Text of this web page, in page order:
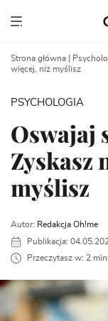
Show menu
Strona główna
więcej, niż myślisz
PSYCHOLOGIA
Oswajaj
Zyskasz
myślisz
Autor: Redakcja Oh!me
Publikacja:
Przeczytasz w: 2